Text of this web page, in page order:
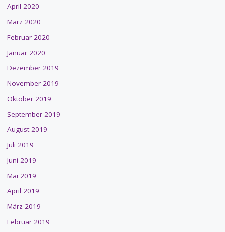
April 2020
März 2020
Februar 2020
Januar 2020
Dezember 2019
November 2019
Oktober 2019
September 2019
August 2019
Juli 2019
Juni 2019
Mai 2019
April 2019
März 2019
Februar 2019